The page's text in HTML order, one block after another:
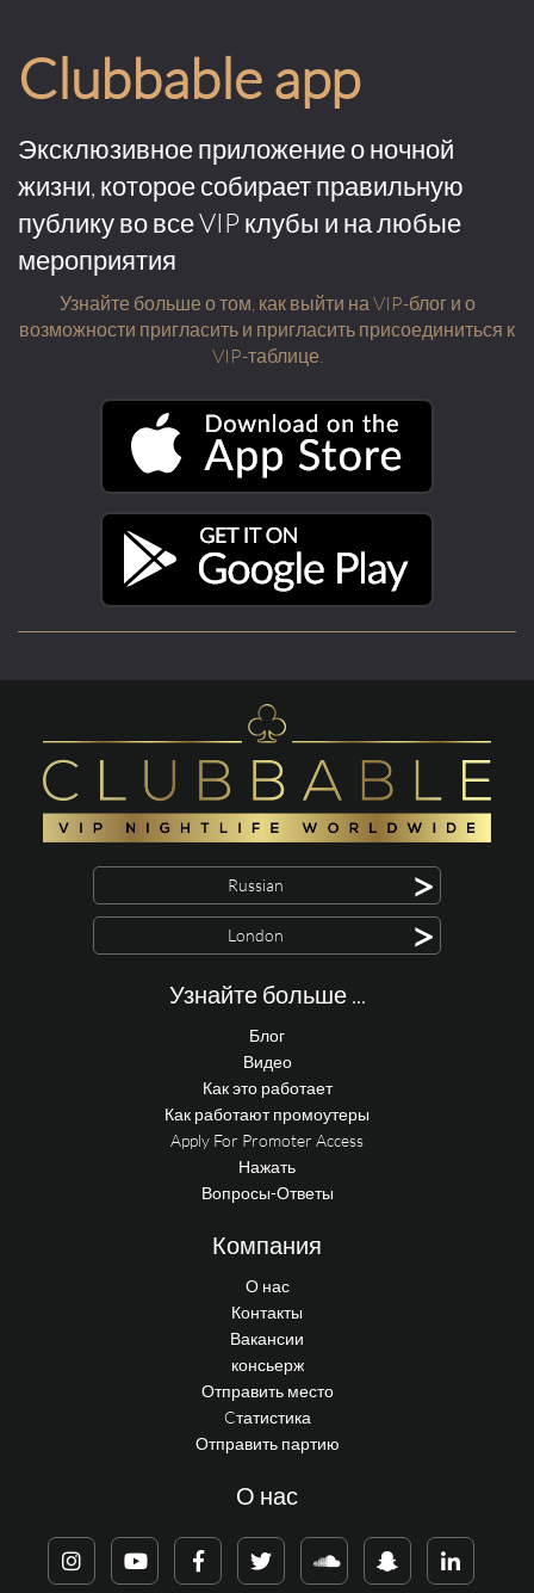
Clubbable app
Эксклюзивное приложение о ночной
жизни, которое собирает правильную
публику во все VIP клубы и на любые
мероприятия
Узнайте больше о том, как выйти на VIP-блог и о
возможности пригласить и пригласить присоединиться к
VIP-таблице.
Russian >
London >
Узнайте больше ...
Блог
Видео
Как это работает
Как работают промоутеры
Apply For Promoter Access
Нажать
Вопросы-Ответы
Компания
О нас
Контакты
Вакансии
консьерж
Отправить место
Cтатистика
Отправить партию
О нас